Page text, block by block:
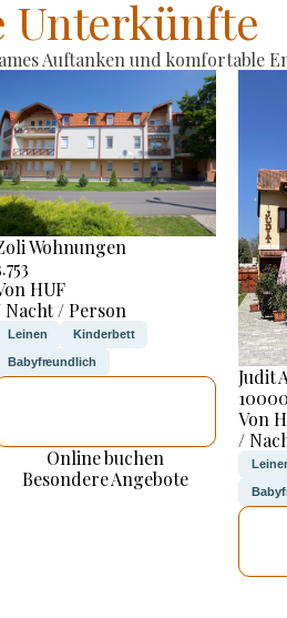
Unterkünfte
Auftanken und komfortable
Wohnungen
HUF
Nacht / Person
Leinen Kinderbett
Babyfreundlich
Online buchen
Besondere Angebote
Judit
10000
Von
/